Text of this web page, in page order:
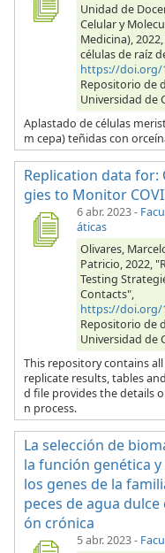
Unidad de
Celular y
Medicina),
células de raíz
https://doi.org/
Repositorio de
Universidad de
Aplastado de células
m cepa) teñidas con
Replication data for:
gies to Monitor
6 abr. 2023-
áticas
Olivares,
Patricio, 2022,
Testing
Contacts",
https://doi.org/
Repositorio de
Universidad de
This repository contains
replicate results, tables
d file provides the details
n process.
La selección de
la función genética
los genes de la
peces de agua
ón crónica
5 abr. 2023-